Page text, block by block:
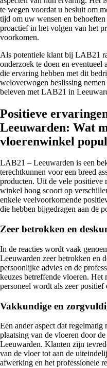
te wegen voordat u besluit om
tijd om uw wensen en
proactief in het volgen van het
voorkomen.
Als potentiele klant bij LAB21
onderzoek te doen en
die ervaring hebben met dit
weloverwogen beslissing
beleven met LAB21 in
Positieve
Leeuwarden: Wat
vloerenwinkel
LAB21 – Leeuwarden is een
terechtkunnen voor een breed
producten. Uit de vele positieve
winkel hoog scoort op
enkele veelvoorkomende
die hebben bijgedragen aan de
Zeer betrokken en
In de reacties wordt vaak
Leeuwarden zeer betrokken en
persoonlijke advies en de
keuzes betreffende vloeren. Het
personeel wordt als zeer positief
Vakkundige en
Een ander aspect dat
plaatsing van de vloeren door
Leeuwarden. Klanten zijn
van de vloer tot aan de
afwerking en het professionele